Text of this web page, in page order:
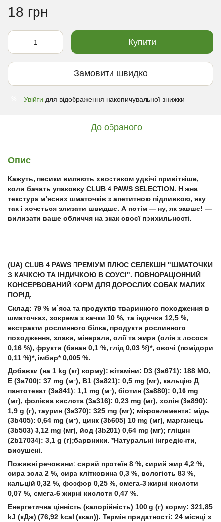
18 грн
Купити
Замовити швидко
Увійти для відображення накопичувальної знижки
До обраного
Опис
Кажуть, песики виляють хвостиком удвічі привітніше,
коли бачать упаковку CLUB 4 PAWS SELECTION. Ніжна
текстура м’ясних шматочків з апетитною підливкою, яку
так і хочеться злизати швидше. А потім — ну, як завше! —
вилизати ваше обличчя на знак своєї прихильності.
(UA) CLUB 4 PAWS ПРЕМІУМ ПЛЮС СЕЛЕКШН "ШМАТОЧКИ
З КАЧКОЮ ТА ІНДИЧКОЮ В СОУСІ". ПОВНОРАЦІОННИЙ
КОНСЕРВОВАНИЙ КОРМ ДЛЯ ДОРОСЛИХ СОБАК МАЛИХ
ПОРІД.
Склад: 79 % м`яса та продуктів тваринного походження в
шматочках, зокрема з качки 10 %, та індички 12,5 %,
екстракти рослинного білка, продукти рослинного
походження, злаки, мінерали, олії та жири (олія з лосося
0,16 %), фрукти (банан 0,1 %, глід 0,03 %)*, овочі (помідори
0,11 %)*, імбир* 0,005 %.
Добавки (на 1 kg (кг) корму): вітаміни: D3 (3а671): 188 МО,
Е (3а700): 37 mg (мг), В1 (3а821): 0,5 mg (мг), кальцію Д
пантотенат (3а841): 1,1 mg (мг), біотин (3а880): 0,16 mg
(мг), фолієва кислота (3а316): 0,23 mg (мг), холін (3а890):
1,9 g (г), таурин (3а370): 325 mg (мг); мікроелементи: мідь
(3b405): 0,64 mg (мг), цинк (3b605) 10 mg (мг), марганeць
(3b503) 3,12 mg (мг), йод (3b201) 0,64 mg (мг); гліцин
(2b17034): 3,1 g (г);барвники. *Натуральні інгредієнти,
висушені.
Поживні речовини: сирий протеїн 8 %, сирий жир 4,2 %,
сира зола 2 %, сира клітковина 0,3 %, вологість 83 %,
кальцій 0,32 %, фосфор 0,25 %, омега-3 жирні кислоти
0,07 %, омега-6 жирні кислоти 0,47 %.
Енергетична цінність (калорійність) 100 g (г) корму: 321,85
kJ (кДж) (76,92 kcal (ккал)). Термін придатності: 24 місяці з